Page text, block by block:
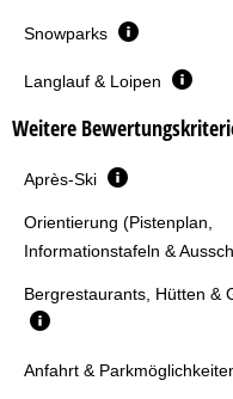
Snowparks
Langlauf & Loipen
Weitere
Après-Ski
Orientierung (Pistenplan,
Informationstafeln &
Bergrestaurants, Hütten &
Anfahrt &